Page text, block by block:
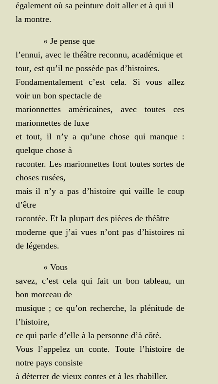
éga­le­ment où sa pein­ture doit aller et à qui il
la montre.
« Je pense que
l’ennui, avec le théâtre recon­nu, aca­dé­mique et
tout, est qu’il ne pos­sède pas d’histoires.
Fon­da­men­ta­le­ment c’est cela. Si vous allez
voir un bon spec­tacle de
marion­nettes amé­ri­caines, avec toutes ces
marion­nettes de luxe
et tout, il n’y a qu’une chose qui manque :
quelque chose à
racon­ter. Les marion­nettes font toutes sortes de
choses rusées,
mais il n’y a pas d’histoire qui vaille le coup
d’être
racon­tée. Et la plu­part des pièces de théâtre
moderne que j’ai vues n’ont pas d’histoires ni
de légendes.
« Vous
savez, c’est cela qui fait un bon tableau, un
bon mor­ceau de
musique ; ce qu’on recherche, la plé­ni­tude de
l’histoire,
ce qui parle d’elle à la per­sonne d’à côté.
Vous l’appelez un conte. Toute l’histoire de
notre pays consiste
à déter­rer de vieux contes et à les rhabiller.